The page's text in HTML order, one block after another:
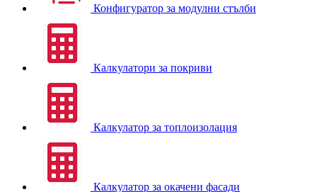
Конфигуратор за модулни стълби
Калкулатори за покриви
Калкулатор за топлоизолация
Калкулатор за окачени фасади